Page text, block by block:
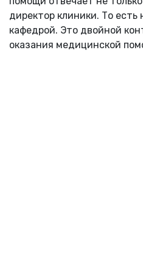
директор клиники. То
кафедрой. Это двойной
оказания медицинской